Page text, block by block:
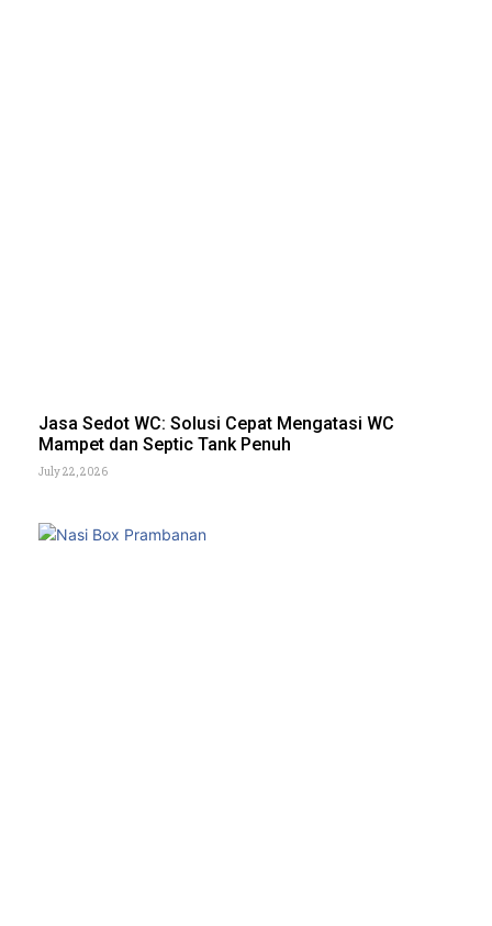
Jasa Sedot WC: Solusi Cepat Mengatasi WC
Mampet dan Septic Tank Penuh
July 22, 2026